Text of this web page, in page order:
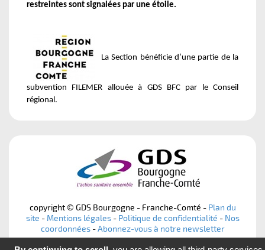
restreintes sont signalées par une étoile.
La Section bénéficie d’une partie de la
subvention FILEMER allouée à GDS BFC par le Conseil
régional.
copyright © GDS Bourgogne - Franche-Comté - Plan du
site - Mentions légales- Politique de confidentialité - Nos
coordonnées-Abonnez-vous à notre newsletter